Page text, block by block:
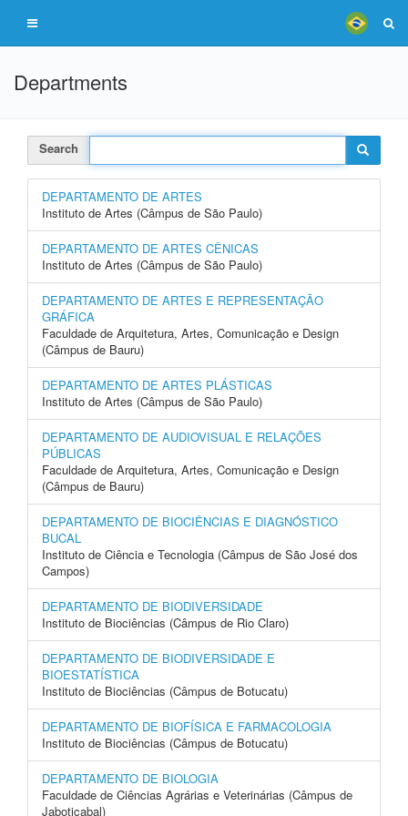
Departments
Search
DEPARTAMENTO DE ARTES
Instituto de Artes (Câmpus de São Paulo)
DEPARTAMENTO DE ARTES CÊNICAS
Instituto de Artes (Câmpus de São Paulo)
DEPARTAMENTO DE ARTES E REPRESENTAÇÃO
GRÁFICA
Faculdade de Arquitetura, Artes, Comunicação e Design
(Câmpus de Bauru)
DEPARTAMENTO DE ARTES PLÁSTICAS
Instituto de Artes (Câmpus de São Paulo)
DEPARTAMENTO DE AUDIOVISUAL E RELAÇÕES
PÚBLICAS
Faculdade de Arquitetura, Artes, Comunicação e Design
(Câmpus de Bauru)
DEPARTAMENTO DE BIOCIÊNCIAS E DIAGNÓSTICO
BUCAL
Instituto de Ciência e Tecnologia (Câmpus de São José dos
Campos)
DEPARTAMENTO DE BIODIVERSIDADE
Instituto de Biociências (Câmpus de Rio Claro)
DEPARTAMENTO DE BIODIVERSIDADE E
BIOESTATÍSTICA
Instituto de Biociências (Câmpus de Botucatu)
DEPARTAMENTO DE BIOFÍSICA E FARMACOLOGIA
Instituto de Biociências (Câmpus de Botucatu)
DEPARTAMENTO DE BIOLOGIA
Faculdade de Ciências Agrárias e Veterinárias (Câmpus de
Jaboticabal)